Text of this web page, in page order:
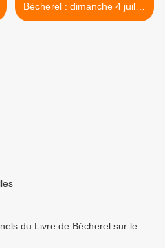
Bécherel : dimanche 4 juillet
2021 >
du Livre de Bécherel sur le